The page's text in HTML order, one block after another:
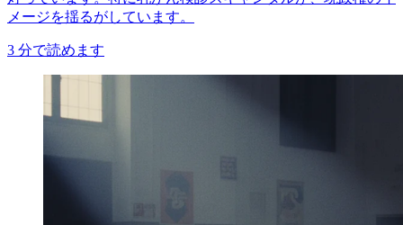
メージを揺るがしています。
3 分で読めます